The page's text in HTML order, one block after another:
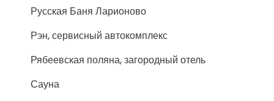
Русская Баня Ларионово
Рэн, сервисный автокомплекс
Рябеевская поляна, загородный отель
Сауна